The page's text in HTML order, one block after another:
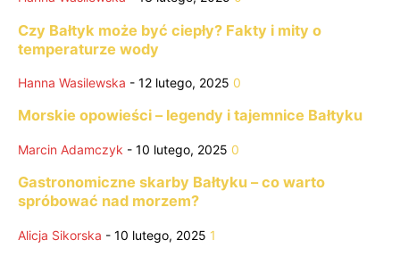
Czy Bałtyk może być ciepły? Fakty i mity o
temperaturze wody
Hanna Wasilewska - 12 lutego, 2025 0
Morskie opowieści – legendy i tajemnice Bałtyku
Marcin Adamczyk - 10 lutego, 2025 0
Gastronomiczne skarby Bałtyku – co warto
spróbować nad morzem?
Alicja Sikorska - 10 lutego, 2025 1